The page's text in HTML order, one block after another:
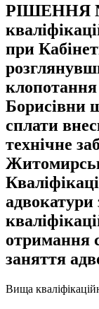
РІШЕННЯ
при
Борисівни
сплати
технічне
адвокатури
отримання
заняття
Вища